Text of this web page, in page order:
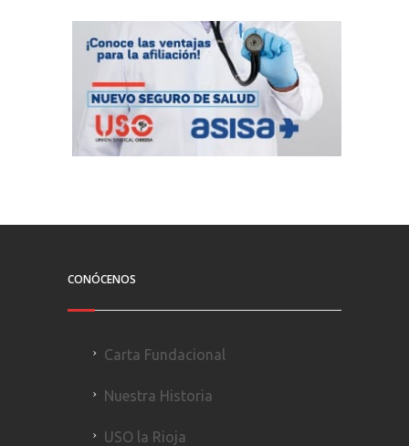
CONÓCENOS
Carta Fundacional
Nuestra Historia
USO la Rioja